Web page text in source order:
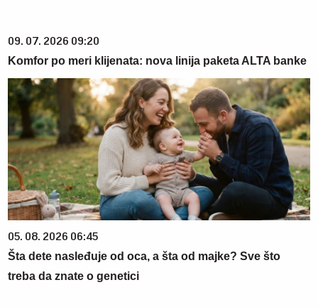
09. 07. 2026 09:20
Komfor po meri klijenata: nova linija paketa ALTA banke
05. 08. 2026 06:45
Šta dete nasleđuje od oca, a šta od majke? Sve što
treba da znate o genetici